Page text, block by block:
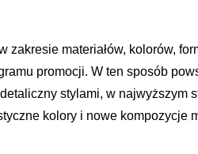
materiałów, kolorów,
promocji. W ten sposób
stylami, w najwyższym
kolory i nowe kompozycje